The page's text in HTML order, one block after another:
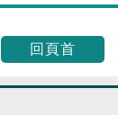
回頁首